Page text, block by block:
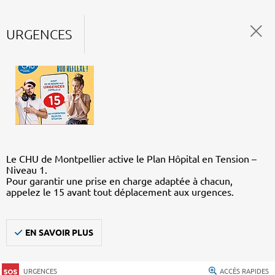
URGENCES
Le CHU de Montpellier active le Plan Hôpital en Tension –
Niveau 1.
Pour garantir une prise en charge adaptée à chacun,
appelez le 15 avant tout déplacement aux urgences.
EN SAVOIR PLUS
URGENCES ACCÈS RAPIDES